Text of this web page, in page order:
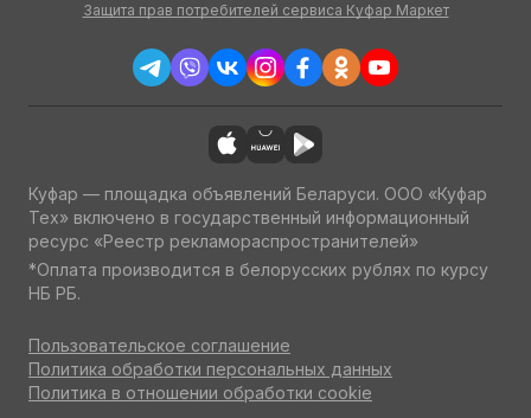
Защита прав потребителей сервиса Куфар Маркет
Куфар — площадка объявлений Беларуси. ООО «Куфар
Тех» включено в государственный информационный
ресурс «Реестр рекламораспространителей»
*Оплата производится в белорусских рублях по курсу
НБ РБ.
Пользовательское соглашение
Политика обработки персональных данных
Политика в отношении обработки cookie